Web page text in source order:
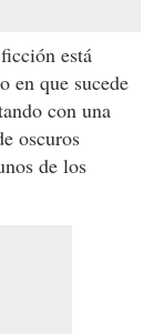
está
en que sucede
con una
oscuros
de los